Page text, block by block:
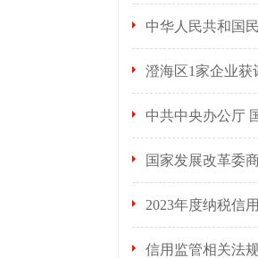
中华人民共和国
澄海区1家企业获
中共中央办公厅
国家发展改革委
2023年度纳税信
信用监管相关法